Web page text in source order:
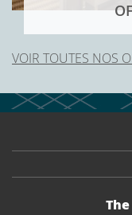
VOIR TOUTES NOS